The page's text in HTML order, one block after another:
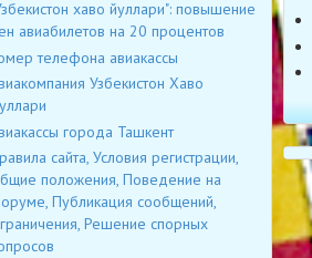
хаво йуллари": повышение
авиабилетов на 20 процентов
телефона авиакассы
Узбекистон Хаво
города Ташкент
сайта, Условия регистрации,
положения, Поведение на
Публикация сообщений,
Решение спорных